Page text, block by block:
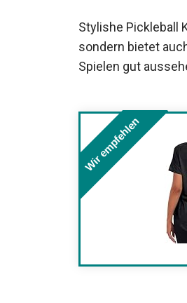
Stylishe Pickleball
sondern bietet
beim Spielen gut
Wir empfehlen